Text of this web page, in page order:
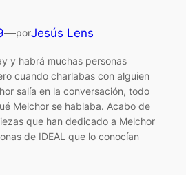
—porJesús Lens
y habrá muchas personas
cuando charlabas con alguien
salía en la conversación, todo
Melchor se hablaba. Acabo de
que han dedicado a Melchor
de IDEAL que lo conocían